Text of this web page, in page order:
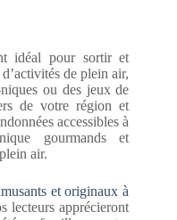
idéal pour sortir et
de plein air,
ou des jeux de
de votre région et
accessibles à
gourmands et
air.
et originaux à
lecteurs apprécieront